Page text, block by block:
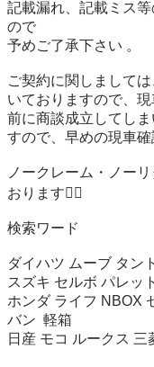
記載漏れ、記載ミス
ので
予めご了承下さい 。
ご契約に関しまして
いておりますので、
前に商談成立してし
すので、早めの現車確
ノークレーム・ノー
おります🙇‍♂️
検索ワード
ダイハツ ムーブ タン
スズキ セルボ パレッ
ホンダ ライフ NBOX
バン  軽箱
日産 モコ ルークス